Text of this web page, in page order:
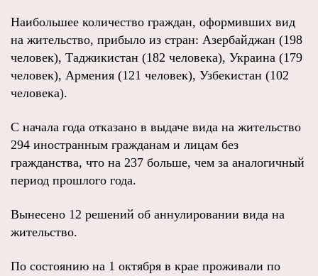
Наибольшее количество граждан, оформивших вид
на жительство, прибыло из стран: Азербайджан (198
человек), Таджикистан (182 человека), Украина (179
человек), Армения (121 человек), Узбекистан (102
человека).
С начала года отказано в выдаче вида на жительство
294 иностранным гражданам и лицам без
гражданства, что на 237 больше, чем за аналогичный
период прошлого года.
Вынесено 12 решений об аннулировании вида на
жительство.
По состоянию на 1 октября в крае проживали по